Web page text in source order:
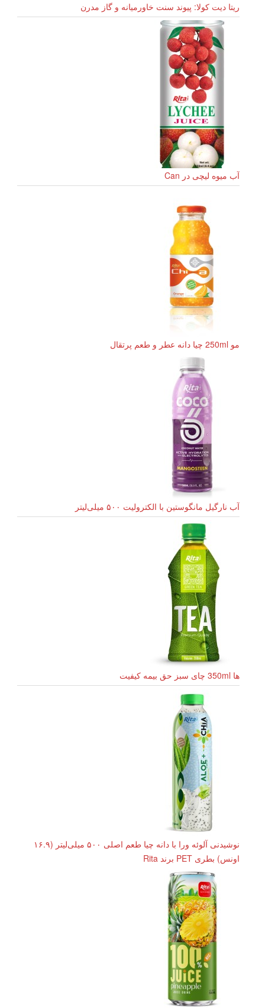
ریتا دیت کولا: پیوند سنت خاورمیانه و گاز مدرن
آب میوه لیچی در Can
مو 250ml چیا دانه عطر و طعم پرتقال
آب نارگیل مانگوستین با الکترولیت ۵۰۰ میلی‌لیتر
ها 350ml چای سبز حق بیمه کیفیت
نوشیدنی آلوئه ورا با دانه چیا طعم اصلی ۵۰۰ میلی‌لیتر (۱۶.۹
اونس) بطری PET برند Rita